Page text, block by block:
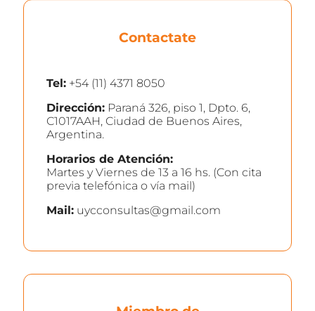
Contactate
Tel: +54 (11) 4371 8050
Dirección: Paraná 326, piso 1, Dpto. 6,
C1017AAH, Ciudad de Buenos Aires,
Argentina.
Horarios de Atención:
Martes y Viernes de 13 a 16 hs. (Con cita
previa telefónica o vía mail)
Mail: uycconsultas@gmail.com